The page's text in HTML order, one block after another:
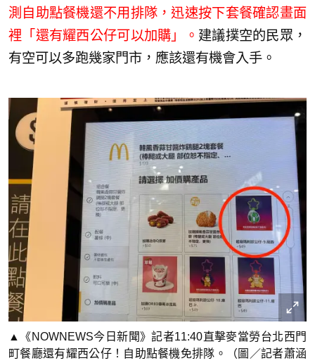
測自助點餐機還不用排隊，迅速按下套餐確認畫面
裡「還有耀西公仔可以加購」。 建議撲空的民眾，
有空可以多跑幾家門市，應該還有機會入手。
▲《NOWNEWS今日新聞》記者11:40直擊麥當勞台北西門
町餐廳還有耀西公仔！自助點餐機免排隊。（圖／記者蕭涵